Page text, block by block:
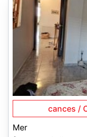
cances /
Mer